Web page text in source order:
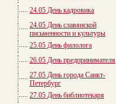
24.05 День кадровика
24.05 День славянской
письменности и культуры
25.05 День филолога
26.05 День предпринимателя
27.05 День города Санкт-
Петербург
27.05 День библиотекаря